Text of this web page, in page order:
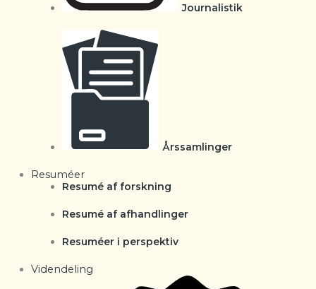
Journalistik
Årssamlinger
Resuméer
Resumé af forskning
Resumé af afhandlinger
Resuméer i perspektiv
Videndeling